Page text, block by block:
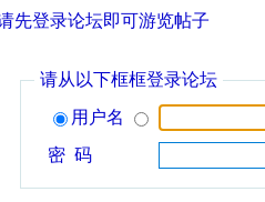
先登录论坛即可游览帖子
请从以下框框登录论坛
用户名
密 码